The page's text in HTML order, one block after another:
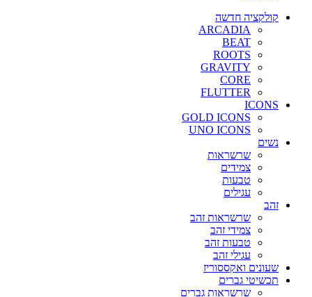
קולקציה חדשה
ARCADIA
BEAT
ROOTS
GRAVITY
CORE
FLUTTER
ICONS
GOLD ICONS
UNO ICONS
נשים
שרשראות
צמידים
טבעות
עגילים
זהב
שרשראות זהב
צמידי זהב
טבעות זהב
עגילי זהב
שעונים ואקססוריז
תכשיטי גברים
שרשראות גברים